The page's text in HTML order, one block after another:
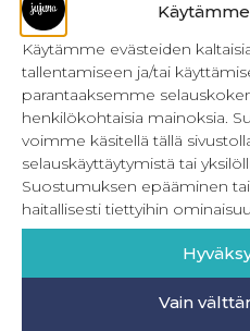
Käytämme evästeiden
tallentamiseen ja/tai
parantaaksemme
henkilökohtaisia mainoksia.
voimme käsitellä tällä
selauskäyttäytymistä tai
Suostumuksen epääminen
haitallisesti tiettyihin
Vain
Hiiop! -